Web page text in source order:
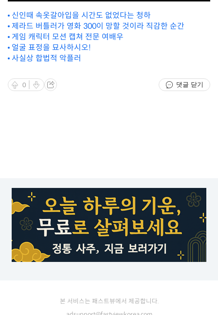
신인때 속옷갈아입을 시간도 없었다는 청하
제라드 버틀러가 영화 300이 망할 것이라 직감한 순간
게임 캐릭터 모션 캡쳐 전문 여배우
얼굴 표정을 묘사하시오!
사실상 합법적 악플러
0 댓글 닫기
본 서비스는 패스트뷰에서 제공합니다.